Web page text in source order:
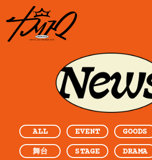
ALL EVENT GOODS
舞台 STAGE DRAMA